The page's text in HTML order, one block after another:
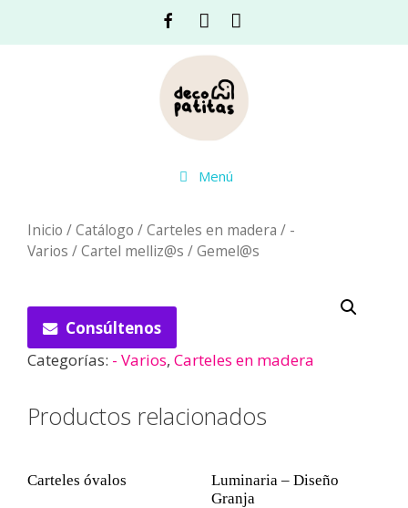
FacebookInstagram
Menú
Inicio /Catálogo /Carteles en madera / -
Varios / Cartel melliz@s / Gemel@s
Consúltenos
Categorías: - Varios, Carteles en madera
Productos relacionados
Carteles óvalos
Luminaria – Diseño
Granja